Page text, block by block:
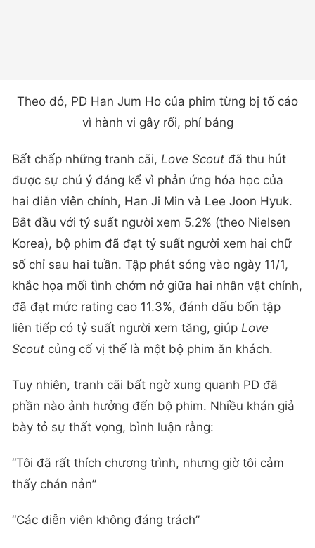
Theo đó, PD Han Jum Ho của phim từng bị tố cáo
vì hành vi gây rối, phỉ báng
Bất chấp những tranh cãi, Love Scout đã thu hút
được sự chú ý đáng kể vì phản ứng hóa học của
hai diễn viên chính, Han Ji Min và Lee Joon Hyuk.
Bắt đầu với tỷ suất người xem 5.2% (theo Nielsen
Korea), bộ phim đã đạt tỷ suất người xem hai chữ
số chỉ sau hai tuần. Tập phát sóng vào ngày 11/1,
khắc họa mối tình chớm nở giữa hai nhân vật chính,
đã đạt mức rating cao 11.3%, đánh dấu bốn tập
liên tiếp có tỷ suất người xem tăng, giúp Love
Scout củng cố vị thế là một bộ phim ăn khách.
Tuy nhiên, tranh cãi bất ngờ xung quanh PD đã
phần nào ảnh hưởng đến bộ phim. Nhiều khán giả
bày tỏ sự thất vọng, bình luận rằng:
“Tôi đã rất thích chương trình, nhưng giờ tôi cảm
thấy chán nản”
“Các diễn viên không đáng trách”